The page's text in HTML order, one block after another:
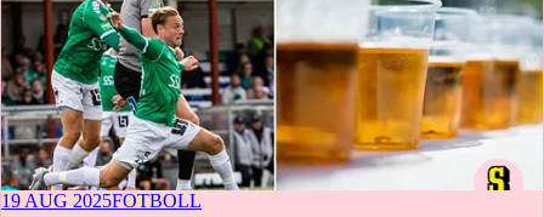
19 AUG 2025FOTBOLL